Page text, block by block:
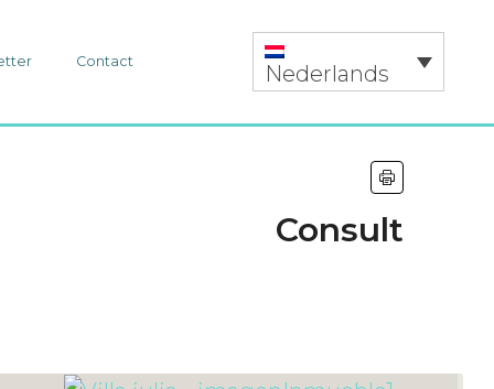
Contact Nederlands
Consult